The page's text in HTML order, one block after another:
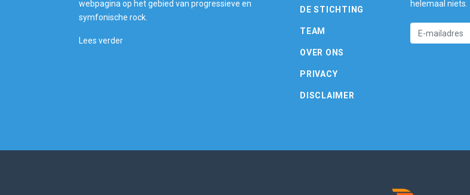
webpagina op het gebied van progressieve en
symfonische rock.
Lees verder
DE STICHTING
TEAM
OVER ONS
PRIVACY
DISCLAIMER
helemaal niets.